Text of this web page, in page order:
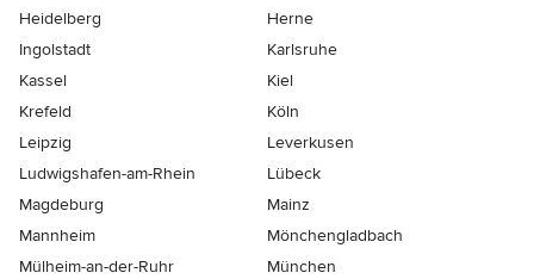
Heidelberg
Herne
Ingolstadt
Karlsruhe
Kassel
Kiel
Krefeld
Köln
Leipzig
Leverkusen
Ludwigshafen-am-Rhein
Lübeck
Magdeburg
Mainz
Mannheim
Mönchen­gladbach
Mülheim-an-der-Ruhr
München